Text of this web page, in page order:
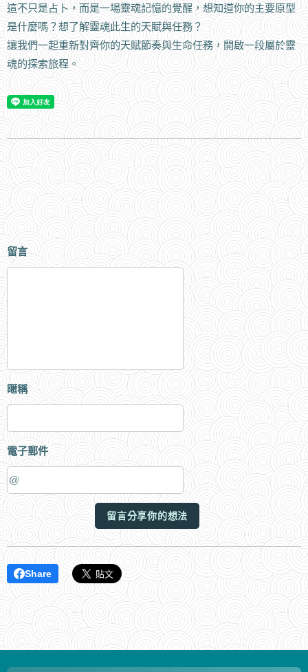
這不只是占卜，而是一場靈魂記憶的覺醒，想知道你的主要原型
是什麼嗎？想了解靈魂此生的天賦與任務？
讓我們一起重新對齊你的天賦節奏與生命任務，開啟一段屬於靈
魂的探索旅程。
留言
暱稱
電子郵件
留言分享你的想法
Share